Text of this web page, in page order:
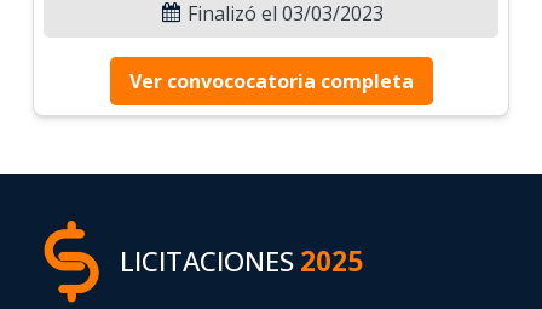
Finalizó el 03/03/2023
Ver convococatoria completa
LICITACIONES2025